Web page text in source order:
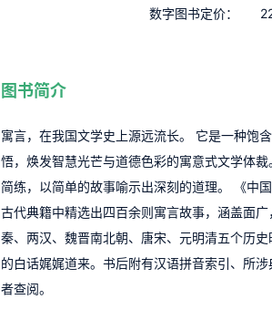
数字图书定价：
图书简介
寓言，在我国文学史上源远流长。 它是一种饱
悟，焕发智慧光芒与道德色彩的寓意式文学体
简练，以简单的故事喻示出深刻的道理。 《中
古代典籍中精选出四百余则寓言故事，涵盖面
秦、两汉、魏晋南北朝、唐宋、元明清五个历
的白话娓娓道来。书后附有汉语拼音索引、所
者查阅。